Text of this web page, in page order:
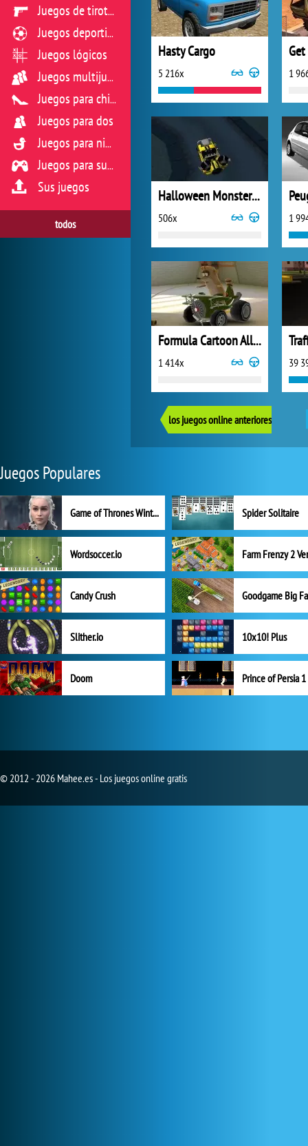
Hasty Cargo
5 216x 1
Halloween Monster Parking
506x 1
Formula Cartoon All-Stars
1 414x 39
los juegos online anteriores
Juegos de tiroteo
Juegos deportivos
Juegos lógicos
Juegos multijugador
Juegos para chicas
Juegos para dos
Juegos para niños
Juegos para sus reflejos
Sus juegos
todos
Juegos Populares
Game of Thrones Winter is Coming Spider Solitaire
Wordsoccer.io
Candy Crush Goodgame Big
Slither.io 10x10! Plus
Doom Prince of Persia 1
© 2012 - 2026 Mahee.es - Los juegos online gratis